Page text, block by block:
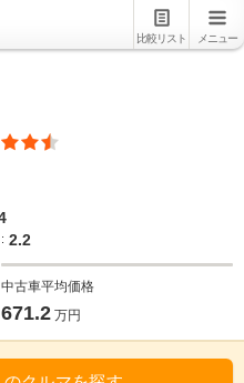
比較リスト メニュー
2.2
中古車平均価格
671.2 万円